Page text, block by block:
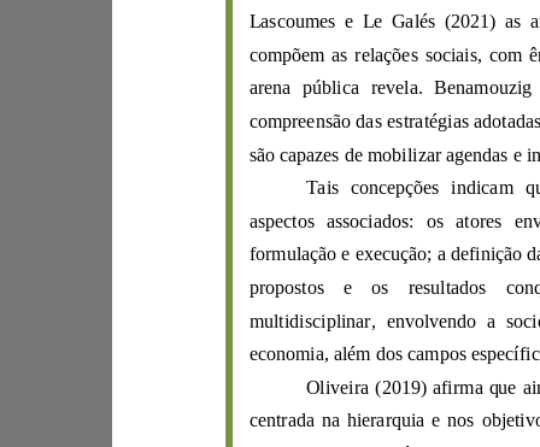
Lascoumes e Le Galés ( 2021)
arena pública revela. Benamouzig
compreens ão das es tratégi as adotada
Tais concepções indica
aspectos associ
ados: os atores
propostos e os resultad
multidisciplinar, en
volvendo a soci
Oliveira ( 2019
centrada na hierarquia e